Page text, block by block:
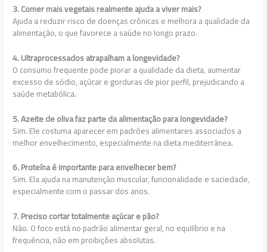
3. Comer mais vegetais realmente ajuda a viver mais?
Ajuda a reduzir risco de doenças crônicas e melhora a qualidade da
alimentação, o que favorece a saúde no longo prazo.
4. Ultraprocessados atrapalham a longevidade?
O consumo frequente pode piorar a qualidade da dieta, aumentar
excesso de sódio, açúcar e gorduras de pior perfil, prejudicando a
saúde metabólica.
5. Azeite de oliva faz parte da alimentação para longevidade?
Sim. Ele costuma aparecer em padrões alimentares associados a
melhor envelhecimento, especialmente na dieta mediterrânea.
6. Proteína é importante para envelhecer bem?
Sim. Ela ajuda na manutenção muscular, funcionalidade e saciedade,
especialmente com o passar dos anos.
7. Preciso cortar totalmente açúcar e pão?
Não. O foco está no padrão alimentar geral, no equilíbrio e na
frequência, não em proibições absolutas.